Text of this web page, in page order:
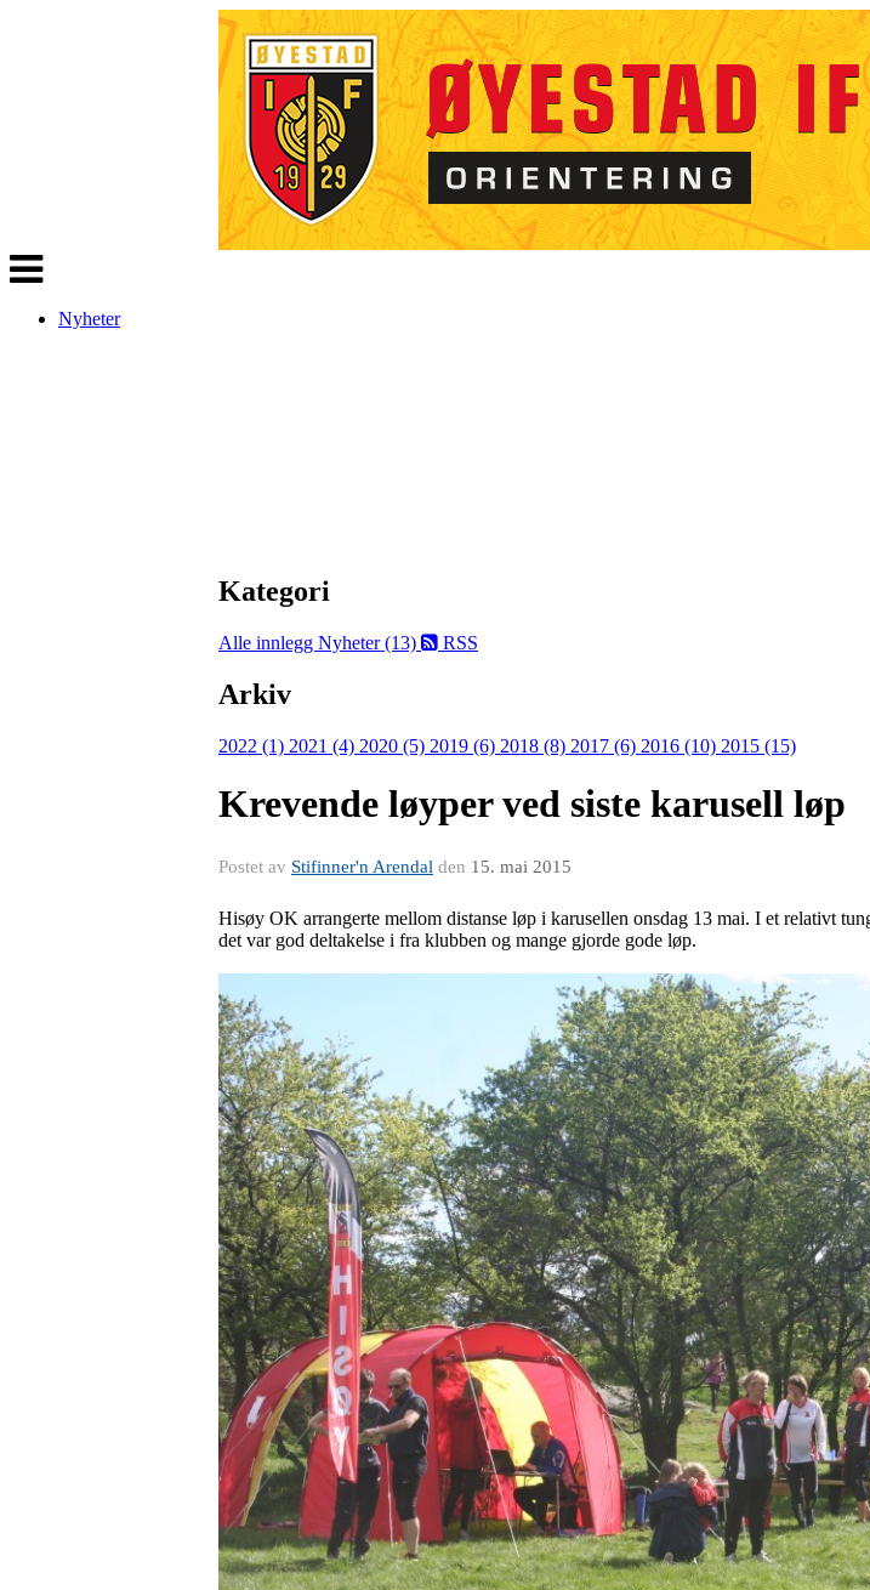
Veksle
navigasjon
Nyheter
Kategori
Alle innlegg Nyheter (13) RSS
Arkiv
2022 (1) 2021 (4) 2020 (5) 2019 (6) 2018 (8) 2017 (6) 2016 (10) 2015 (15)
Krevende løyper ved siste karusell løp
Postet av Stifinner'n Arendal den 15. mai 2015
Hisøy OK arrangerte mellom distanse løp i karusellen onsdag 13 mai. I et relativt
det var god deltakelse i fra klubben og mange gjorde gode løp.